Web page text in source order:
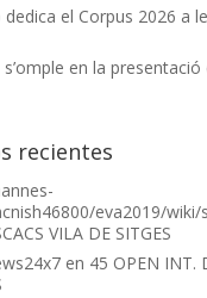
dedica el Corpus 2026 a
en la presentació
recientes
eva2019/wiki/
VILA DE SITGES
en 45 OPEN INT.